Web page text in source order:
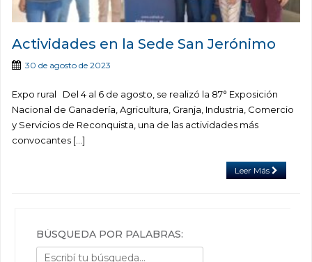
Actividades en la Sede San Jerónimo
30 de agosto de 2023
Expo rural Del 4 al 6 de agosto, se realizó la 87° Exposición
Nacional de Ganadería, Agricultura, Granja, Industria, Comercio
y Servicios de Reconquista, una de las actividades más
convocantes […]
Leer Más
BÚSQUEDA POR PALABRAS: